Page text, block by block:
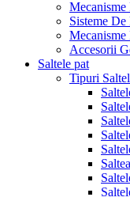
Mecanisme
Sisteme De
Mecanisme
Accesorii
Saltele pat
Tipuri